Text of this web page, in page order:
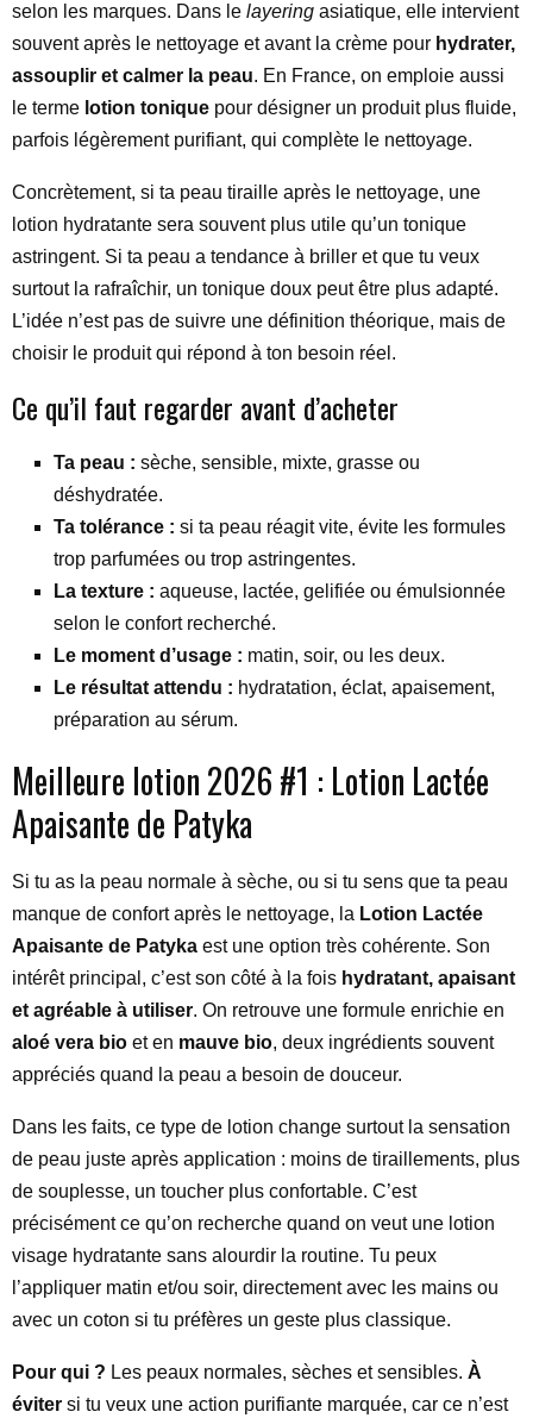
selon les marques. Dans le layering asiatique, elle intervient
souvent après le nettoyage et avant la crème pour hydrater,
assouplir et calmer la peau. En France, on emploie aussi
le terme lotion tonique pour désigner un produit plus fluide,
parfois légèrement purifiant, qui complète le nettoyage.
Concrètement, si ta peau tiraille après le nettoyage, une
lotion hydratante sera souvent plus utile qu’un tonique
astringent. Si ta peau a tendance à briller et que tu veux
surtout la rafraîchir, un tonique doux peut être plus adapté.
L’idée n’est pas de suivre une définition théorique, mais de
choisir le produit qui répond à ton besoin réel.
Ce qu’il faut regarder avant d’acheter
Ta peau : sèche, sensible, mixte, grasse ou
déshydratée.
Ta tolérance : si ta peau réagit vite, évite les formules
trop parfumées ou trop astringentes.
La texture : aqueuse, lactée, gelifiée ou émulsionnée
selon le confort recherché.
Le moment d’usage : matin, soir, ou les deux.
Le résultat attendu : hydratation, éclat, apaisement,
préparation au sérum.
Meilleure lotion 2026 #1 : Lotion Lactée
Apaisante de Patyka
Si tu as la peau normale à sèche, ou si tu sens que ta peau
manque de confort après le nettoyage, la Lotion Lactée
Apaisante de Patyka est une option très cohérente. Son
intérêt principal, c’est son côté à la fois hydratant, apaisant
et agréable à utiliser. On retrouve une formule enrichie en
aloé vera bio et en mauve bio, deux ingrédients souvent
appréciés quand la peau a besoin de douceur.
Dans les faits, ce type de lotion change surtout la sensation
de peau juste après application : moins de tiraillements, plus
de souplesse, un toucher plus confortable. C’est
précisément ce qu’on recherche quand on veut une lotion
visage hydratante sans alourdir la routine. Tu peux
l’appliquer matin et/ou soir, directement avec les mains ou
avec un coton si tu préfères un geste plus classique.
Pour qui ? Les peaux normales, sèches et sensibles. À
éviter si tu veux une action purifiante marquée, car ce n’est